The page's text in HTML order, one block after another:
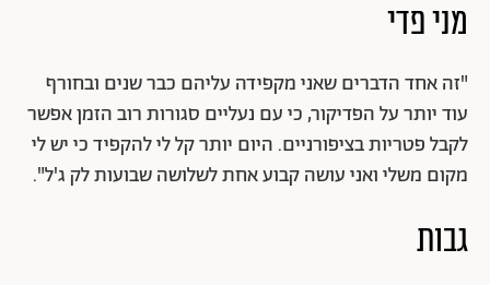
מני פדי
"זה אחד הדברים שאני מקפידה עליהם כבר שנים ובחורף
עוד יותר על הפדיקור, כי עם נעליים סגורות רוב הזמן אפשר
לקבל פטריות בציפורניים. היום יותר קל לי להקפיד כי יש לי
מקום משלי ואני עושה קבוע אחת לשלושה שבועות לק ג'ל".
גבות